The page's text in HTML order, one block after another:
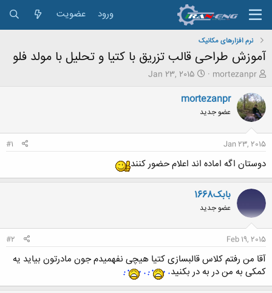
ورود عضویت
نرم افزارهای مکانیک
آموزش طراحی قالب تزریق با کتیا و تحلیل با مولد فلو
ش
و
ع
ک
ه
ض
ع
mortezanpr
ت
ر
ع
Jan 23, 2015
mortezanpr
عضو جدید
Jan 23, 2015
#1
دوستان اگه اماده اند اعلام حضور کنند
بابک1668
عضو جدید
Feb 19, 2015
#2
آقا من رفتم کلاس قالبسازی کتیا هیچی نفهمیدم جون مادرتون بیاید یه
کمکی به من در به در بکنید